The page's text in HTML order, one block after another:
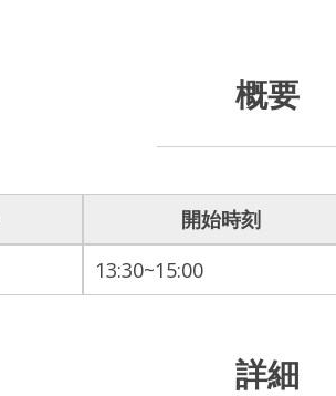
概要
開始時刻
13:30~15:00
詳細